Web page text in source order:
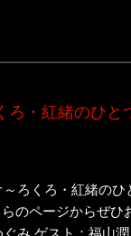
ろ・紅緒のひ
ろくろ・紅緒のひ
のページからぜひ